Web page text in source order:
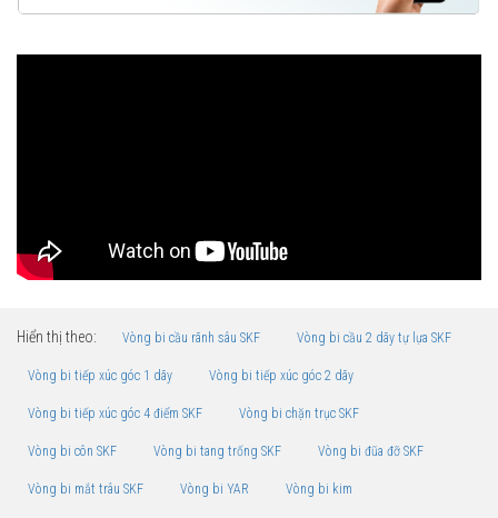
Hiển thị theo: Vòng bi cầu rãnh sâu SKF Vòng bi cầu 2 dãy tự lựa SKF
Vòng bi tiếp xúc góc 1 dãy Vòng bi tiếp xúc góc 2 dãy
Vòng bi tiếp xúc góc 4 điểm SKF Vòng bi chặn trục SKF
Vòng bi côn SKF Vòng bi tang trống SKF Vòng bi đũa đỡ SKF
Vòng bi mắt trâu SKF Vòng bi YAR Vòng bi kim